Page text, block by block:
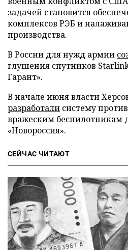
задачей становится
комплексов РЭБ и
производства.
В России для нужд армии
глушения спутников
Гарант».
В начале июня власти
разработали систему
вражеским беспилотникам
«Новороссия».
СЕЙЧАС ЧИТАЮТ